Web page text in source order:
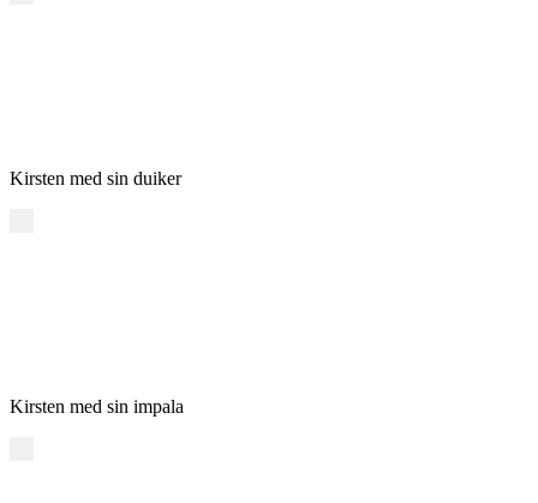
Kirsten med sin duiker
Kirsten med sin impala